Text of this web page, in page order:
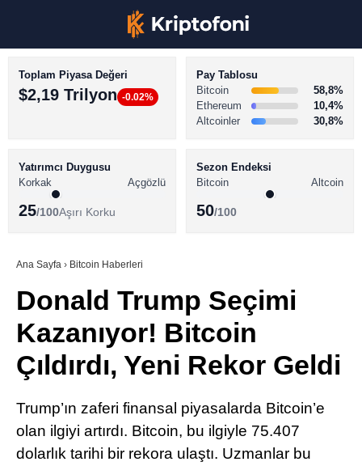
Youtube
TikTok
LinkedIn
BİTCOİN HABERLERİ
ALTCOİN HABERLERİ
SÖZLÜK
Toplam Piyasa Değeri
$2,19 Trilyon -0.02%
Pay Tablosu
Bitcoin
58,8%
Ethereum
10,4%
Altcoinler
30,8%
Yatırımcı Duygusu
Korkak
Açgözlü
25/100Aşırı Korku
Sezon Endeksi
Bitcoin
Altcoin
50/100
Ana Sayfa › Bitcoin Haberleri
Donald Trump Seçimi
Kazanıyor! Bitcoin
Çıldırdı, Yeni Rekor Geldi
Trump’ın zaferi finansal piyasalarda Bitcoin’e
olan ilgiyi artırdı. Bitcoin, bu ilgiyle 75.407
dolarlık tarihi bir rekora ulaştı. Uzmanlar bu